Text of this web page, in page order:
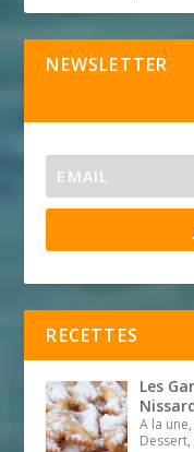
NEWSLETTER
RECETTES
Les
A la
Dessert,